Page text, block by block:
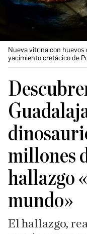
Nueva vitrina con
yacimiento cretácico de
millones
hallazgo
mundo»
El hallazgo,